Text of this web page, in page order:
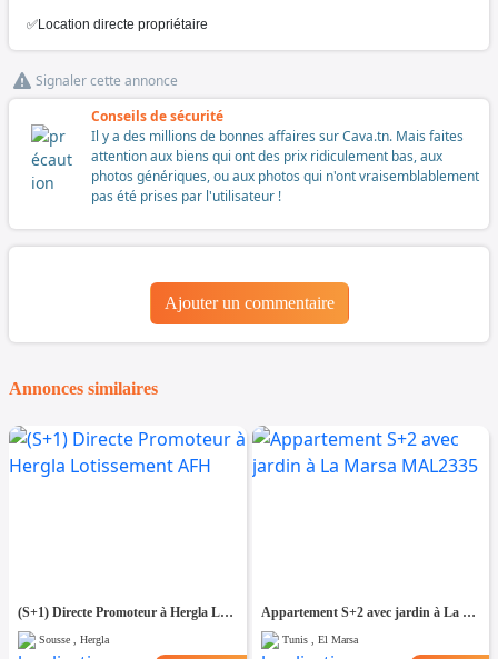
✅Location directe propriétaire
Signaler cette annonce
Conseils de sécurité
Il y a des millions de bonnes affaires sur Cava.tn. Mais faites
attention aux biens qui ont des prix ridiculement bas, aux
photos génériques, ou aux photos qui n'ont vraisemblablement
pas été prises par l'utilisateur !
Ajouter un commentaire
Annonces similaires
(S+1) Directe Promoteur à Hergla Lotissement AFH
Sousse , Hergla
Appartement S+2 avec jardin à La Marsa MAL2335
Tunis , El Marsa